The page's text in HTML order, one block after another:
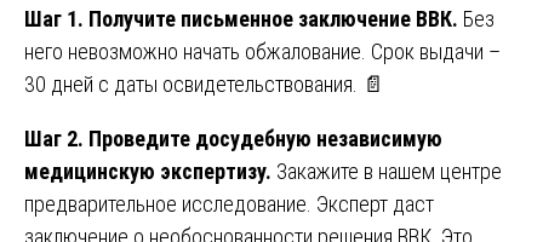
Шаг 1. Получите письменное заключение ВВК. Без
него невозможно начать обжалование. Срок выдачи –
30 дней с даты освидетельствования. 📄
Шаг 2. Проведите досудебную независимую
медицинскую экспертизу. Закажите в нашем центре
предварительное исследование. Эксперт даст
заключение о необоснованности решения ВВК. Это